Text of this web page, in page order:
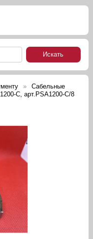
Сабельные
C, арт.PSA1200-C/8